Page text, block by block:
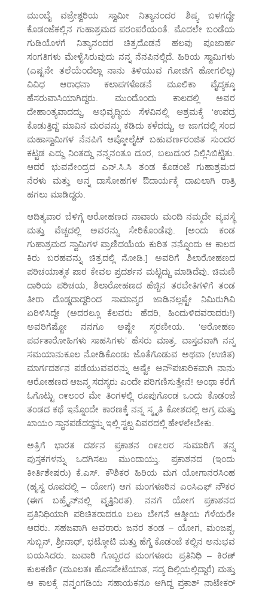
ಮುಂಬೈ ವಜ್ರೇಶ್ವರಿಯ ಸ್ವಾಮೀ ನಿತ್ಯಾನಂದರ ಶಿಷ್ಯ ಬಳಗದ್ದೇ
ಕೊಡಂಜೆಕಲ್ಲಿನ ಗುಹಾಶ್ರಮದ ಪರಂಪರೆಯಂತೆ. ಮೊದಲೇ ಬಂಡೆಯ
ಗುಡಿಯೊಳಗೆ ನಿತ್ಯಾನಂದರ ಚಿತ್ರದೊಡನೆ ಹಲವು ಪೂಜಾರ್ಹ
ಸಂಗತಿಗಳು ಮೇಳೈಸಿರುವುದು ನನ್ನ ನೆನಪಿನಲ್ಲಿದೆ. ಹಿರಿಯ ಸ್ವಾಮಿಗಳು
(ಎಷ್ಟನೇ ತಲೆಯೆಂದೆಲ್ಲಾ ನಾನು ತಿಳಿಯುವ ಗೋಜಿಗೆ ಹೋಗಲಿಲ್ಲ)
ವಿವಿಧ ಆರಾಧನಾ ಕಲಾಪಗಳೊಡನೆ ಮೂಲಿಕಾ ವೈದ್ಯಕ್ಕೂ
ಹೆಸರುವಾಸಿಯಾಗಿದ್ದರು. ಮುಂದೊಂದು ಕಾಲದಲ್ಲಿ ಅವರ
ದೇಹಾಂತ್ಯವಾದದ್ದು, ಅಭಿವೃದ್ಧಿಯ ಸೆಳವಿನಲ್ಲಿ ಆಶ್ರಮಕ್ಕೆ ‘ಉಪದ್ರ
ಕೊಡುತ್ತಿದ್ದ’ ಮಾವಿನ ಮರವನ್ನು ಕಡಿದು ಕಳೆದದ್ದು, ಆ ಜಾಗದಲ್ಲಿ ಸಂದ
ಮಹಾಸ್ವಾಮಿಗಳ ನೆನಪಿಗೆ ಆಪ್ಕೋಲೈಟ್ ಬಹುವರ್ಣರಂಜಿತ ಸುಂದರ
ಕಟ್ಟಡ ಎದ್ದು ನಿಂತದ್ದು ನನ್ನನಂತೂ ದೂರ, ಬಲುದೂರ ನಿಲ್ಲಿಸಿಬಿಟ್ಟಿತು.
ಆದರೆ ಭುವನೇಂದ್ರದ ಎನ್.ಸಿ.ಸಿ ತಂಡ ಕೊಡಂಜೆ ಗುಹಾಶ್ರಮದ
ನೆರಳು ಮತ್ತು ಅನ್ನ ದಾಸೋಹಗಳ ಔದಾರ್ಯಕ್ಕೆ ದಾಖಲಾಗಿ ರಾತ್ರಿ
ಹಗಲು ಮಾಡಿದ್ದರು.
ಆದಿತ್ಯವಾರ ಬೆಳಿಗ್ಗೆ ಆರೋಹಣದ ನಾವಾರು ಮಂದಿ ನಮ್ಮದೇ ವ್ಯವಸ್ಥೆ
ಮತ್ತು ವೆಚ್ಚದಲ್ಲಿ ಅವರನ್ನು ಸೇರಿಕೊಂಡೆವು. [ಅಂದು ಕಂಡ
ಗುಹಾಶ್ರಮದ ಸ್ವಾಮಿಗಳ ಪ್ರಾಣಿದಯೆಯ ಕುರಿತ ನನ್ನೊಂದು ಆ ಕಾಲದ
ಕಿರು ಬರಹವನ್ನು ಚಿತ್ರದಲ್ಲಿ ನೋಡಿ.] ಅವರಿಗೆ ಶಿಲಾರೋಹಣದ
ಪರಿಚಯಾತ್ಮಕ ಪಾಠ ಕೇವಲ ಪ್ರದರ್ಶನ ಮಟ್ಟದ್ದು ಮಾಡಿದೆವು. ಚಿಮಣಿ
ದಾರಿಯ ಪರಿಚಯ, ಶಿಲಾರೋಹಣದ ಹೆಚ್ಚಿನ ತರಬೇತಿಗಳಿಗೆ ತಂಡ
ತೀರಾ ದೊಡ್ಡದಾದ್ದರಿಂದ ಸಾಮಾನ್ಯರ ಜಾಡಿನಲ್ಲಷ್ಟೇ ನಿಮಿರುಗಿವಿ
ಏರಿಳಿಸಿದ್ದೇ (ಅದರಲ್ಲೂ ಕೆಲವರು ಹೆದರಿ, ಹಿಂದುಳಿದವರಾದರು!)
ಅವರಿಗೆಷ್ಟೋ ನನಗೂ ಅಷ್ಟೇ ಸ್ಮರಣೀಯ. ‘ಆರೋಹಣ
ಪರ್ವತಾರೋಹಿಗಳು ಸಾಹಸಿಗಳು’ ಹೆಸರು ಮಾತ್ರ. ವಾಸ್ತವವಾಗಿ ನನ್ನ
ಸಮಯಾನುಕೂಲ ನೋಡಿಕೊಂಡು ಜೊತೆಗೊಡುವ ಅಥವಾ (ಉಚಿತ)
ಮಾರ್ಗದರ್ಶನ ಪಡೆಯುವವರನ್ನು ಅಷ್ಟೇ ಅನೌಪಚಾರಿಕವಾಗಿ ನಾನು
ಆರೋಹಣದ ಆಜನ್ಮ ಸದಸ್ಯರು ಎಂದೇ ಪರಿಗಣಿಸುತ್ತೇನೆ! ಅಂಥಾ ಕರೆಗೆ
ಓಗೊಟ್ಟು ೧೯೮೦ರ ಮೇ ತಿಂಗಳಲ್ಲಿ ರೂಪುಗೊಂಡ ಒಂದು ಕೊಡಂಜೆ
ತಂಡದ ಕಥೆ ಇನ್ನೊಂದೇ ಕಾರಣಕ್ಕೆ ನನ್ನ ಸ್ಮೃತಿ ಕೋಶದಲ್ಲಿ ಅಗ್ರ ಮತ್ತು
ಖಾಯಂ ಸ್ಥಾನಪಡೆದದ್ದನ್ನು ಇಲ್ಲಿ ಸ್ವಲ್ಪ ವಿವರದಲ್ಲಿ ಹೇಳಲೇಬೇಕು.
ಅತ್ರಿಗೆ ಭಾರತ ದರ್ಶನ ಪ್ರಕಾಶನ ೧೯೭೮ರ ಸುಮಾರಿಗೆ ತನ್ನ
ಪುಸ್ತಕಗಳನ್ನು ಒದಗಿಸಲು ಮುಂದಾಯ್ತು. ಪ್ರಕಾಶನದ (ಇಂದು
ಕೀರ್ತಿಶೇಷರು) ಕೆ.ಎಸ್. ಕೌಶಿಕರ ಹಿರಿಯ ಮಗ ಯೋಗಾನರಸಿಂಹ
(ಹೃಸ್ವ ರೂಪದಲ್ಲಿ – ಯೋಗ) ಆಗ ಮಂಗಳೂರಿನ ಎಂಸಿಎಫ್ ನೌಕರ
(ಈಗ ಬಹ್ರೈನ್‌ನಲ್ಲಿ ವೃತ್ತಿನಿರತ). ನನಗೆ ಯೋಗ ಪ್ರಕಾಶನದ
ಪ್ರತಿನಿಧಿಯಾಗಿ ಪರಿಚಿತರಾದರೂ ಬಲು ಬೇಗನೆ ಆತ್ಮೀಯ ಗೆಳೆಯರೇ
ಆದರು. ಸಹಜವಾಗಿ ಅವರಾರು ಜನರ ತಂಡ – ಯೋಗ, ಮಂಜಪ್ಪ,
ಸುಬ್ಬನ್, ಶ್ರೀನಾಥ್, ಭಟ್ಕೋಟಿ ಮತ್ತು ಹೆಗ್ಡೆ ಕೊಡಂಜೆ ಕಲ್ಲಿನ ಅನುಭವ
ಬಯಸಿದರು. ಜುವಾರಿ ಗೊಬ್ಬರದ ಮಂಗಳೂರು ಪ್ರತಿನಿಧಿ – ಕಿರಣ್
ಕುಲಕರ್ಣಿ (ಮೂಲತಃ ಹೊಸಪೇಟೆಯಾತ, ಸದ್ಯ ದಿಲ್ಲಿಯಲ್ಲಿದ್ದಾರೆ) ಮತ್ತು
ಆ ಕಾಲಕ್ಕೆ ನನ್ನಂಗಡಿಯ ಸಹಾಯಕನೂ ಆಗಿದ್ದ ಪ್ರಕಾಶ್ ನಾಟೇಕರ್